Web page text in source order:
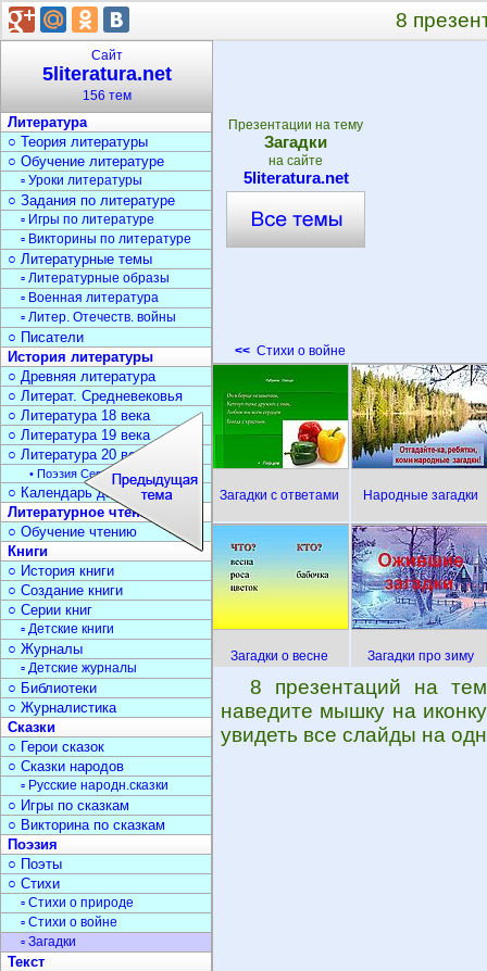
8
Презентации на тему
Загадки
на сайте
5literatura.net
<< Стихи о войне
Загадки с ответами Народные загадки
Загадки о весне Загадки про зиму
8 презентаций на
наведите мышку на
увидеть все слайды на
Сайт
5literatura.net
156 тем
Литература
○ Теория литературы
○ Обучение литературе
▫ Уроки литературы
○ Задания по литературе
▫ Игры по литературе
▫ Викторины по литературе
○ Литературные темы
▫ Литературные образы
▫ Военная литература
▫ Литер. Отечеств. войны
○ Писатели
История литературы
○ Древняя литература
○ Литерат. Средневековья
○ Литература 18 века
○ Литература 19 века
○ Литература 20 века
• Поэзия Серебрян. века
○ Календарь дат
Литературное чтение
○ Обучение чтению
Книги
○ История книги
○ Создание книги
○ Серии книг
▫ Детские книги
○ Журналы
▫ Детские журналы
○ Библиотеки
○ Журналистика
Сказки
○ Герои сказок
○ Сказки народов
▫ Русские народн.сказки
○ Игры по сказкам
○ Викторина по сказкам
Поэзия
○ Поэты
○ Стихи
▫ Стихи о природе
▫ Стихи о войне
▫ Загадки
Текст